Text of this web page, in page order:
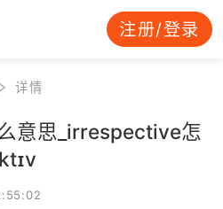
注册/登录
详情
意思_irrespective怎